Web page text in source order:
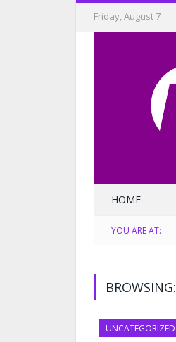
Friday, August 7
HOME
YOU ARE AT:
BROWSING:
UNCATEGORIZED